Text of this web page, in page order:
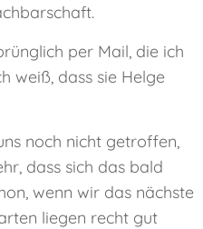
per Mail, die ich
weiß, dass sie Helge
noch nicht getroffen,
dass sich das bald
wenn wir das nächste
liegen recht gut